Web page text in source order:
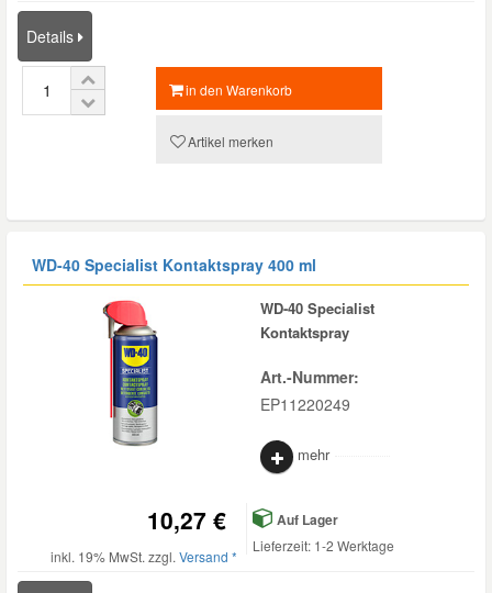
Details
in den Warenkorb
Artikel merken
WD-40 Specialist Kontaktspray 400 ml
WD-40 Specialist
Kontaktspray
Art.-Nummer:
EP11220249
mehr
10,27 €
inkl. 19% MwSt. zzgl. Versand *
Auf Lager
Lieferzeit: 1-2 Werktage